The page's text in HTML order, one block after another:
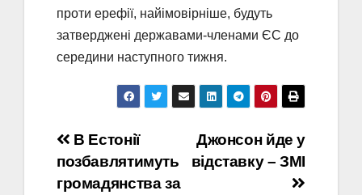
проти ерефії, найімовірніше, будуть
затверджені державами-членами ЄС до
середини наступного тижня.
Навігація
записів
Джонсон йде у
відставку – ЗМІ
В Естонії
позбавлятимуть
громадянства за